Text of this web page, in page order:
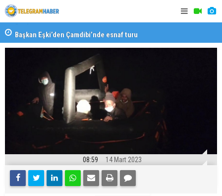
Başkan Eşki’den Çamdibi’nde esnaf turu
08:59 14 Mart 2023